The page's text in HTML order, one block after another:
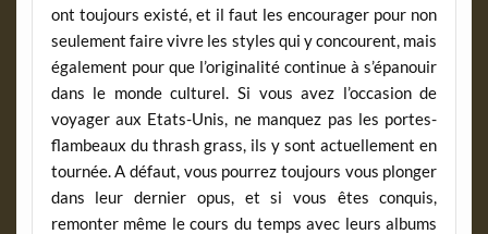
ont toujours existé, et il faut les encourager pour non
seulement faire vivre les styles qui y concourent, mais
également pour que l’originalité continue à s’épanouir
dans le monde culturel. Si vous avez l’occasion de
voyager aux Etats-Unis, ne manquez pas les portes-
flambeaux du thrash grass, ils y sont actuellement en
tournée. A défaut, vous pourrez toujours vous plonger
dans leur dernier opus, et si vous êtes conquis,
remonter même le cours du temps avec leurs albums